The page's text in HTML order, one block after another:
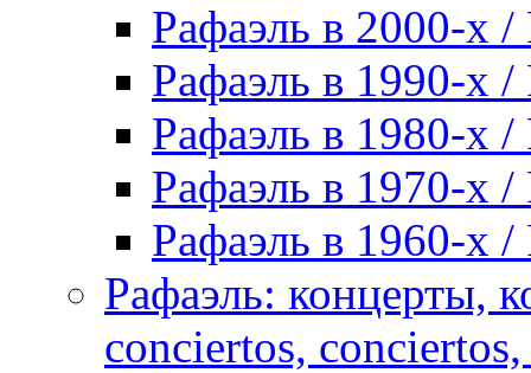
Рафаэль в 2000-х /
Рафаэль в 1990-х /
Рафаэль в 1980-х /
Рафаэль в 1970-х /
Рафаэль в 1960-х /
Рафаэль: концерты,
conciertos,